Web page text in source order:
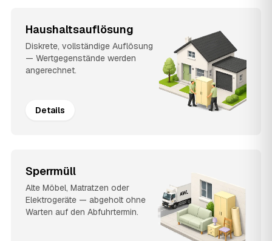
Haushaltsauflösung
Diskrete, vollständige Auflösung
— Wertgegenstände werden
angerechnet.
Details
Sperrmüll
Alte Möbel, Matratzen oder
Elektrogeräte — abgeholt ohne
Warten auf den Abfuhrtermin.